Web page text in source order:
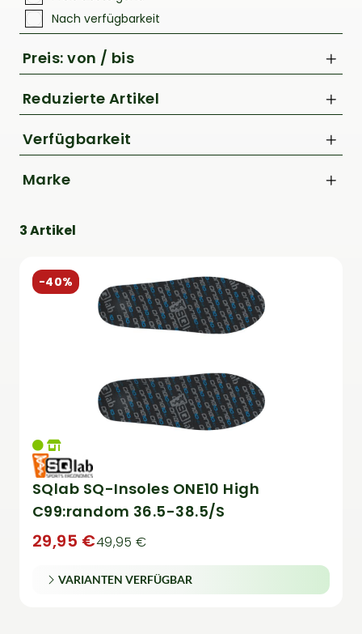
Rucksäcke
Schlösser
Nach verfügbarkeit
Preis: von / bis
Reduzierte Artikel
Nur Reduzierte Artikel anzeigen
Verfügbarkeit
Marke
3 Artikel
-40%
SQlab SQ-Insoles ONE10 High
C99:random 36.5-38.5/S
29,95 €49,95 €
VARIANTEN VERFÜGBAR